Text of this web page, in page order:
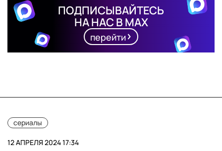
ПОДПИСЫВАЙТЕСЬ
НА НАС В MAX
перейти
сериалы
12 АПРЕЛЯ 2024 17:34